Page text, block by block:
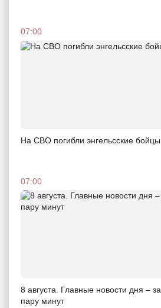
07:00
На СВО погибли энгельсские бойцы
07:00
8 августа. Главные новости дня – за
пару минут